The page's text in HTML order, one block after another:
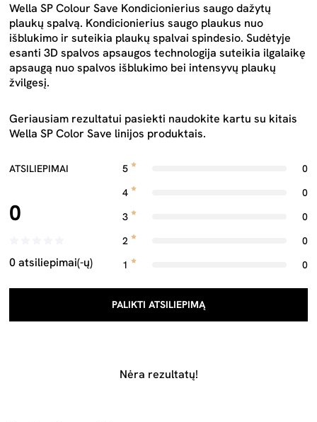
Wella SP Colour Save Kondicionierius saugo dažytų
plaukų spalvą. Kondicionierius saugo plaukus nuo
išblukimo ir suteikia plaukų spalvai spindesio. Sudėtyje
esanti 3D spalvos apsaugos technologija suteikia ilgalaikę
apsaugą nuo spalvos išblukimo bei intensyvų plaukų
žvilgesį.
Geriausiam rezultatui pasiekti naudokite kartu su kitais
Wella SP Color Save linijos produktais.
ATSILIEPIMAI
0
0 atsiliepimai(-ų)
5
0
4
0
3
0
2
0
1
0
PALIKTI ATSILIEPIMĄ
Nėra rezultatų!